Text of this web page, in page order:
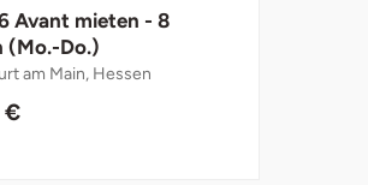
Avant mieten - 8
(Mo.-Do.)
am Main, Hessen
€